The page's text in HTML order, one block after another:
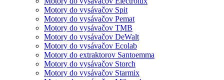
Motory do vysávačov Spit
Motory do vysávačov Pemat
Motory do vysávačov TMB
Motory do vysávačov DeWalt
Motory do vysávačov Ecolab
Motory do extraktorov Santoemma
Motory do vysávačov Storch
Motory do vysávačov Starmix